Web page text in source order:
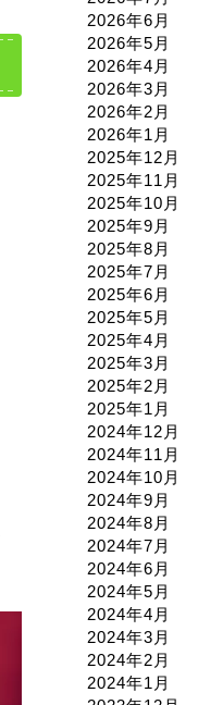
2026年6月
2026年5月
2026年4月
2026年3月
2026年2月
2026年1月
2025年12月
2025年11月
2025年10月
2025年9月
2025年8月
2025年7月
2025年6月
2025年5月
2025年4月
2025年3月
2025年2月
2025年1月
2024年12月
2024年11月
2024年10月
2024年9月
2024年8月
2024年7月
2024年6月
2024年5月
2024年4月
2024年3月
2024年2月
2024年1月